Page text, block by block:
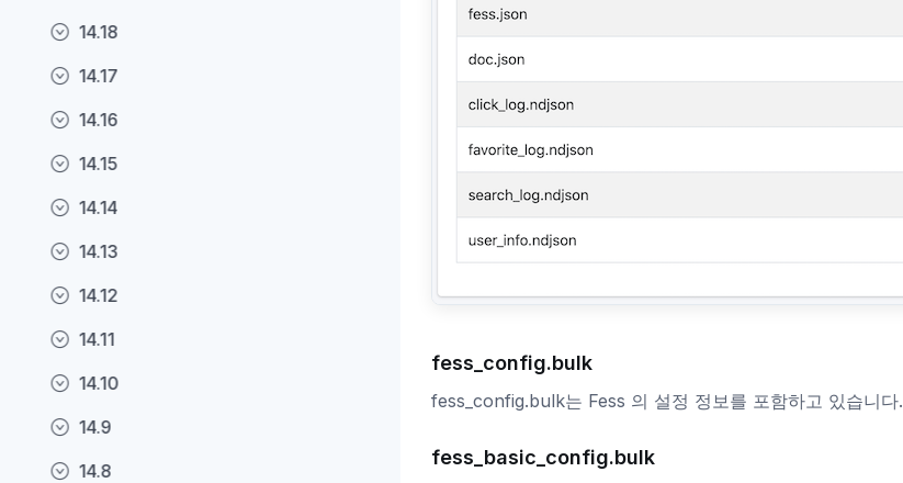
14.18
14.17
14.16
14.15
14.14
14.13
14.12
14.11
14.10
14.9
14.8
fess_config.bulk
fess_config.bulk는 Fess 의 설정 정보를 포함하고 있습니다.
fess_basic_config.bulk